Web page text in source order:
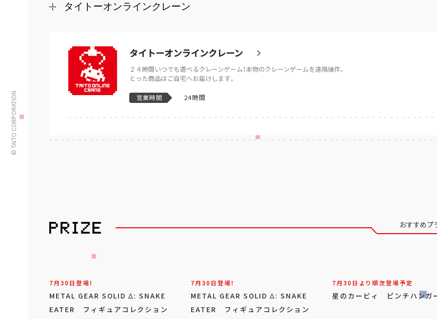
© TAITO CORPORATION
タイトーオンラインクレーン
タイトーオンラインクレーン
２４時間いつでも遊べるクレーンゲーム！本物のクレーンゲームを遠隔操作。
とった商品はご自宅へお届けします。
営業時間 24時間
おすすめプ
7月30日登場！
METAL GEAR SOLID Δ: SNAKE
EATER フィギュアコレクション
7月30日登場！
METAL GEAR SOLID Δ: SNAKE
EATER フィギュアコレクション
7月30日より順次登場予定
星のカービィ ピンチハンガ